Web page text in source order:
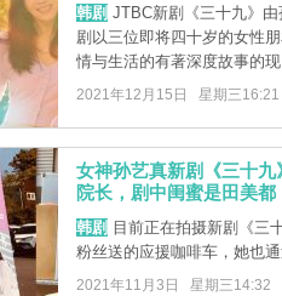
韩剧 JTBC新剧《三十九》
剧以三位即将四十岁的女性
情与生活的有著深度故事的
2021年12月15日 星期三16:21
女神孙艺真新剧《三十
院长，剧中闺蜜是田美都
韩剧 目前正在拍摄新剧《三
粉丝送的应援咖啡车，她也通
2021年11月3日 星期三14:32